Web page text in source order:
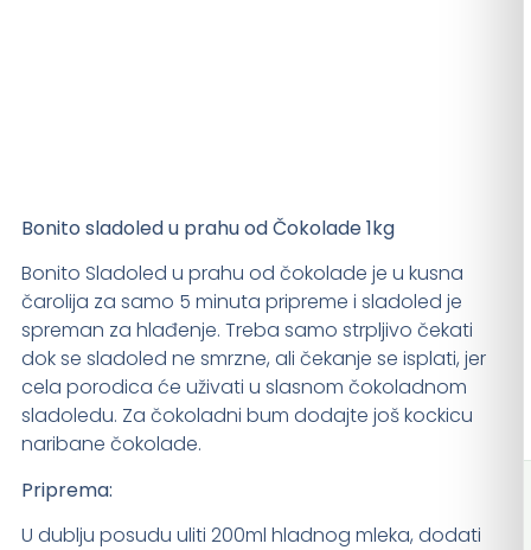
Bonito sladoled u prahu od Čokolade 1kg
Bonito Sladoled u prahu od čokolade je u kusna
čarolija za samo 5 minuta pripreme i sladoled je
spreman za hlađenje. Treba samo strpljivo čekati
dok se sladoled ne smrzne, ali čekanje se isplati, jer
cela porodica će uživati u slasnom čokoladnom
sladoledu. Za čokoladni bum dodajte još kockicu
naribane čokolade.
Priprema:
U dublju posudu uliti 200ml hladnog mleka, dodati